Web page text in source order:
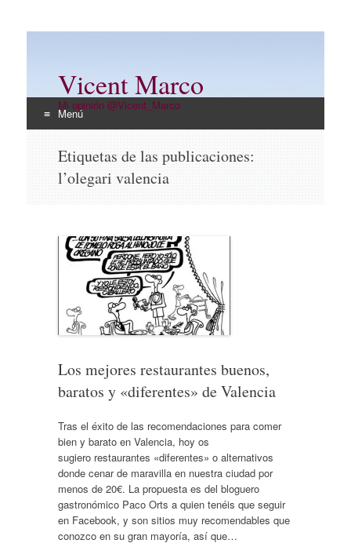
Vicent Marco
Mi opinión @Vicent_Marco
Menú
contenido
Etiquetas de las publicaciones:
l’olegari valencia
Los mejores restaurantes buenos,
baratos y «diferentes» de Valencia
Tras el éxito de las recomendaciones para comer
bien y barato en Valencia, hoy os
sugiero restaurantes «diferentes» o alternativos
donde cenar de maravilla en nuestra ciudad por
menos de 20€. La propuesta es del bloguero
gastronómico Paco Orts a quien tenéis que seguir
en Facebook, y son sitios muy recomendables que
conozco en su gran mayoría, así que…